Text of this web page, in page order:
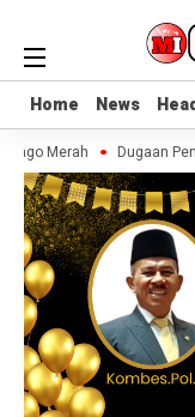
Home News
Home News
Merah Dugaan